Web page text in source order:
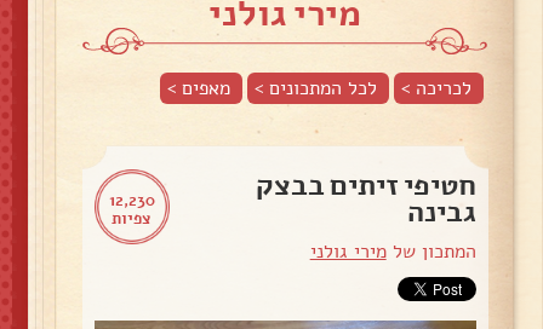
מירי גולני
לכריכה > לכל המתכונים > מאפים>
12,230
צפיות
חטיפי זיתים בבצק
גבינה
המתכון שלמירי גולני